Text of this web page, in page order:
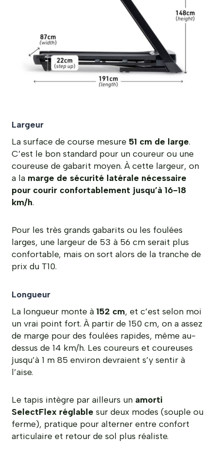
Largeur
La surface de course mesure 51 cm de large.
C’est le bon standard pour un coureur ou une
coureuse de gabarit moyen. À cette largeur, on
a la marge de sécurité latérale nécessaire
pour courir confortablement jusqu’à 16-18
km/h.
Pour les très grands gabarits ou les foulées
larges, une largeur de 53 à 56 cm serait plus
confortable, mais on sort alors de la tranche de
prix du T10.
Longueur
La longueur monte à 152 cm, et c’est selon moi
un vrai point fort. À partir de 150 cm, on a assez
de marge pour des foulées rapides, même au-
dessus de 14 km/h. Les coureurs et coureuses
jusqu’à 1 m 85 environ devraient s’y sentir à
l’aise.
Le tapis intègre par ailleurs un amorti
SelectFlex réglable sur deux modes (souple ou
ferme), pratique pour alterner entre confort
articulaire et retour de sol plus réaliste.